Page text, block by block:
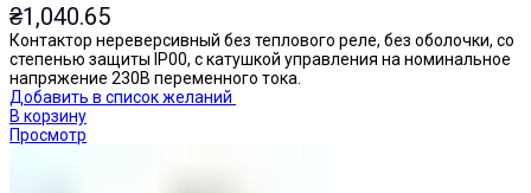
₴1,040.65
Контактор нереверсивный без теплового реле, без оболочки, со
степенью защиты IP00, с катушкой управления на номинальное
напряжение 230В переменного тока.
Добавить в список желаний
В корзину
Просмотр